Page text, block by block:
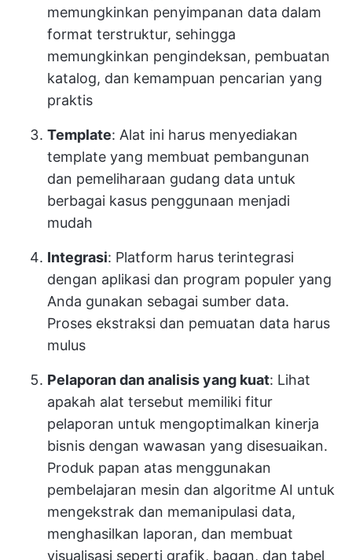
memungkinkan penyimpanan data dalam
format terstruktur, sehingga
memungkinkan pengindeksan, pembuatan
katalog, dan kemampuan pencarian yang
praktis
Template: Alat ini harus menyediakan
template yang membuat pembangunan
dan pemeliharaan gudang data untuk
berbagai kasus penggunaan menjadi
mudah
Integrasi: Platform harus terintegrasi
dengan aplikasi dan program populer yang
Anda gunakan sebagai sumber data.
Proses ekstraksi dan pemuatan data harus
mulus
Pelaporan dan analisis yang kuat: Lihat
apakah alat tersebut memiliki fitur
pelaporan untuk mengoptimalkan kinerja
bisnis dengan wawasan yang disesuaikan.
Produk papan atas menggunakan
pembelajaran mesin dan algoritme AI untuk
mengekstrak dan memanipulasi data,
menghasilkan laporan, dan membuat
visualisasi seperti grafik, bagan, dan tabel